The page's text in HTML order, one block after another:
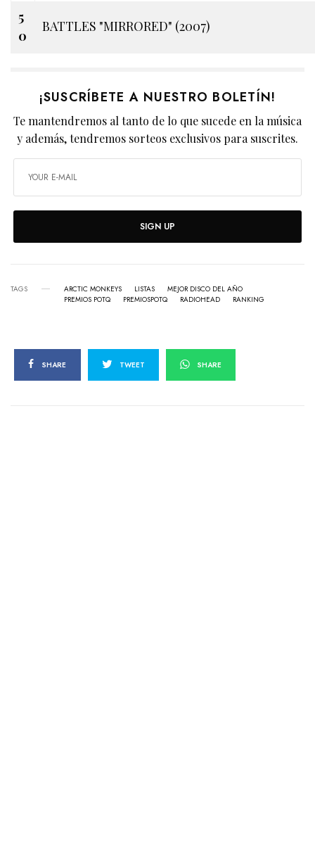
5
0
BATTLES "MIRRORED" (2007)
¡SUSCRÍBETE A NUESTRO BOLETÍN!
Te mantendremos al tanto de lo que sucede en la música
y además, tendremos sorteos exclusivos para suscrites.
SIGN UP
TAGS ARCTIC MONKEYS LISTAS
MEJOR DISCO DEL AÑO
PREMIOS POTQ
PREMIOSPOTQ RADIOHEAD RANKING
SHARE TWEET SHARE